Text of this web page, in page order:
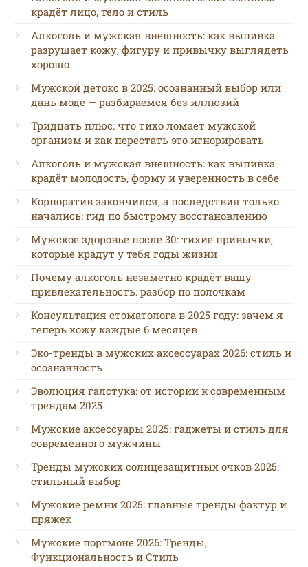
крадёт лицо, тело и стиль
Алкоголь и мужская внешность: как выпивка
разрушает кожу, фигуру и привычку выглядеть
хорошо
Мужской детокс в 2025: осознанный выбор или
дань моде — разбираемся без иллюзий
Тридцать плюс: что тихо ломает мужской
организм и как перестать это игнорировать
Алкоголь и мужская внешность: как выпивка
крадёт молодость, форму и уверенность в себе
Корпоратив закончился, а последствия только
начались: гид по быстрому восстановлению
Мужское здоровье после 30: тихие привычки,
которые крадут у тебя годы жизни
Почему алкоголь незаметно крадёт вашу
привлекательность: разбор по полочкам
Консультация стоматолога в 2025 году: зачем я
теперь хожу каждые 6 месяцев
Эко-тренды в мужских аксессуарах 2026: стиль и
осознанность
Эволюция галстука: от истории к современным
трендам 2025
Мужские аксессуары 2025: гаджеты и стиль для
современного мужчины
Тренды мужских солнцезащитных очков 2025:
стильный выбор
Мужские ремни 2025: главные тренды фактур и
пряжек
Мужские портмоне 2026: Тренды,
Функциональность и Стиль